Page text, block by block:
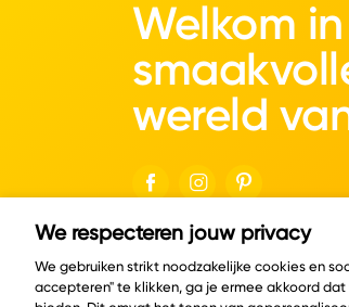
Welkom
wereld
© Copyright 2026 Velder
We respecteren jouw privacy
We gebruiken strikt noodzakelijke cookies en
accepteren" te klikken, ga je ermee akkoord